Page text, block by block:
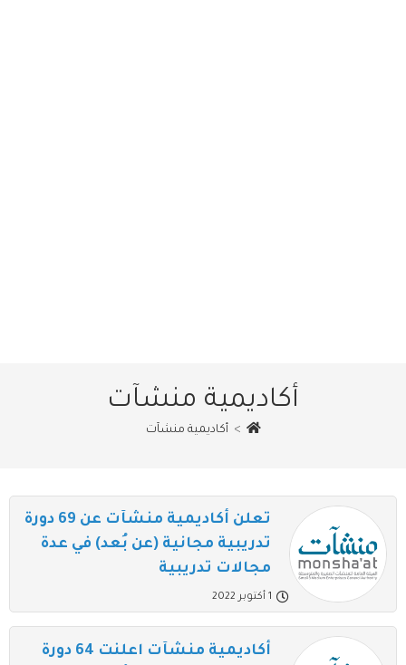
أكاديمية منشآت
> أكاديمية منشآت
تعلن أكاديمية منشآت عن 69 دورة
تدريبية مجانية (عن بُعد) في عدة
مجالات تدريبية
1 أكتوبر 2022
أكاديمية منشآت اعلنت 64 دورة